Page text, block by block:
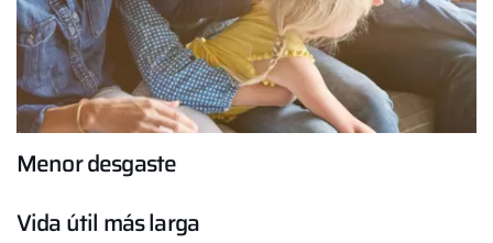
Menor desgaste
Vida útil más larga